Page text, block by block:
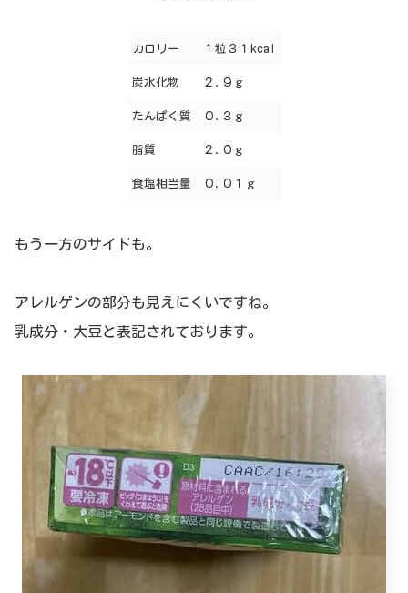
カロリー １粒３１kcal
炭水化物 ２.９ｇ
たんぱく質 ０.３ｇ
脂質 ２.０ｇ
食塩相当量 ０.０１ｇ
もう一方のサイドも。
アレルゲンの部分も見えにくいですね。
乳成分・大豆と表記されております。